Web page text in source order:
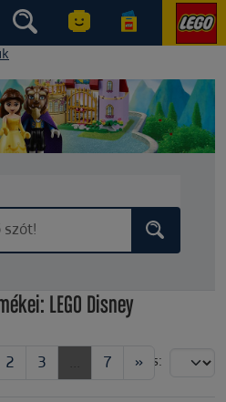
LEGO Disney
2 3 7 »
Rendezés: